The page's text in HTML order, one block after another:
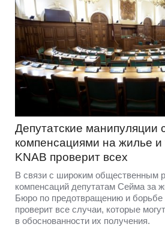
Депутатские манипуляции
компенсациями на жилье и
KNAB проверит всех
В связи с широким общественным
компенсаций депутатам Сейма за
Бюро по предотвращению и борьбе
проверит все случаи, которые
в обоснованности их получения.